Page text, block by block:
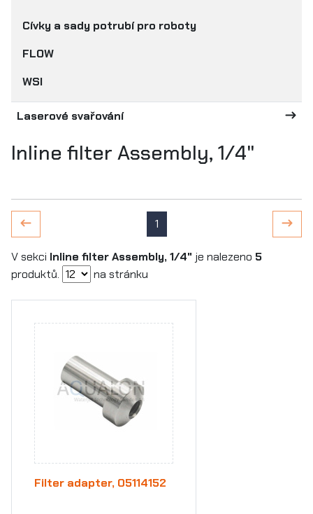
Cívky a sady potrubí pro roboty
FLOW
WSI
Laserové svařování
Inline filter Assembly, 1/4"
1
V sekci Inline filter Assembly, 1/4" je nalezeno 5
produktů.
na stránku
Filter adapter, 05114152